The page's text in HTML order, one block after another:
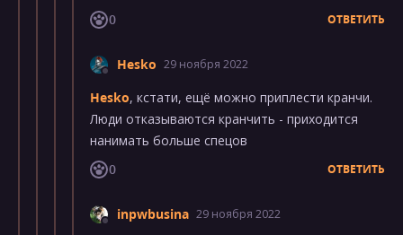
0
ОТВЕТИТЬ
Hesko 29 ноября 2022
Hesko, кстати, ещё можно приплести кранчи.
Люди отказываются кранчить - приходится
нанимать больше спецов
0
ОТВЕТИТЬ
inpwbusina 29 ноября 2022